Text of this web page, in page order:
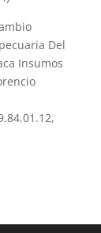
Del
Insumos